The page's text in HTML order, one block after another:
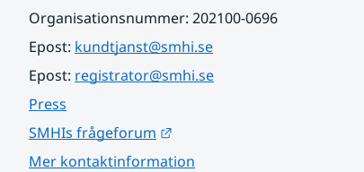
Organisationsnummer: 202100-0696
Epost: kundtjanst@smhi.se
Epost: registrator@smhi.se
Press
SMHIs frågeforum
Mer kontaktinformation